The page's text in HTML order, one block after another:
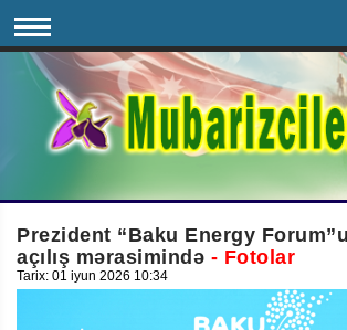
Prezident “Baku Energy
açılış mərasimində - Fotolar
Tarix: 01 iyun 2026 10:34